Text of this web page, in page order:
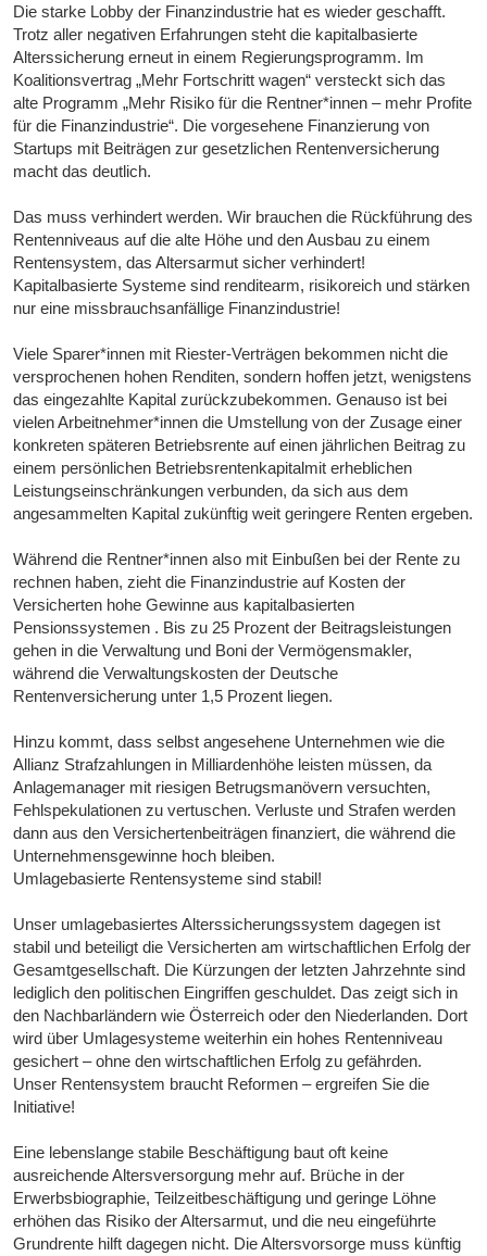
Die starke Lobby der Finanzindustrie hat es wieder geschafft.
Trotz aller negativen Erfahrungen steht die kapitalbasierte
Alterssicherung erneut in einem Regierungsprogramm. Im
Koalitionsvertrag „Mehr Fortschritt wagen“ versteckt sich das
alte Programm „Mehr Risiko für die Rentner*innen – mehr Profite
für die Finanzindustrie“. Die vorgesehene Finanzierung von
Startups mit Beiträgen zur gesetzlichen Rentenversicherung
macht das deutlich.
Das muss verhindert werden. Wir brauchen die Rückführung des
Rentenniveaus auf die alte Höhe und den Ausbau zu einem
Rentensystem, das Altersarmut sicher verhindert!
Kapitalbasierte Systeme sind renditearm, risikoreich und stärken
nur eine missbrauchsanfällige Finanzindustrie!
Viele Sparer*innen mit Riester-Verträgen bekommen nicht die
versprochenen hohen Renditen, sondern hoffen jetzt, wenigstens
das eingezahlte Kapital zurückzubekommen. Genauso ist bei
vielen Arbeitnehmer*innen die Umstellung von der Zusage einer
konkreten späteren Betriebsrente auf einen jährlichen Beitrag zu
einem persönlichen Betriebsrentenkapitalmit erheblichen
Leistungseinschränkungen verbunden, da sich aus dem
angesammelten Kapital zukünftig weit geringere Renten ergeben.
Während die Rentner*innen also mit Einbußen bei der Rente zu
rechnen haben, zieht die Finanzindustrie auf Kosten der
Versicherten hohe Gewinne aus kapitalbasierten
Pensionssystemen . Bis zu 25 Prozent der Beitragsleistungen
gehen in die Verwaltung und Boni der Vermögensmakler,
während die Verwaltungskosten der Deutsche
Rentenversicherung unter 1,5 Prozent liegen.
Hinzu kommt, dass selbst angesehene Unternehmen wie die
Allianz Strafzahlungen in Milliardenhöhe leisten müssen, da
Anlagemanager mit riesigen Betrugsmanövern versuchten,
Fehlspekulationen zu vertuschen. Verluste und Strafen werden
dann aus den Versichertenbeiträgen finanziert, die während die
Unternehmensgewinne hoch bleiben.
Umlagebasierte Rentensysteme sind stabil!
Unser umlagebasiertes Alterssicherungssystem dagegen ist
stabil und beteiligt die Versicherten am wirtschaftlichen Erfolg der
Gesamtgesellschaft. Die Kürzungen der letzten Jahrzehnte sind
lediglich den politischen Eingriffen geschuldet. Das zeigt sich in
den Nachbarländern wie Österreich oder den Niederlanden. Dort
wird über Umlagesysteme weiterhin ein hohes Rentenniveau
gesichert – ohne den wirtschaftlichen Erfolg zu gefährden.
Unser Rentensystem braucht Reformen – ergreifen Sie die
Initiative!
Eine lebenslange stabile Beschäftigung baut oft keine
ausreichende Altersversorgung mehr auf. Brüche in der
Erwerbsbiographie, Teilzeitbeschäftigung und geringe Löhne
erhöhen das Risiko der Altersarmut, und die neu eingeführte
Grundrente hilft dagegen nicht. Die Altersvorsorge muss künftig